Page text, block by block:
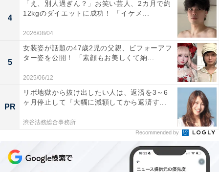
4
「え、別人過ぎん？」お笑い芸人、2カ月で約
12kgのダイエットに成功！ 「イケメ...
2026/08/04
5
女装姿が話題の47歳2児の父親、ビフォーアフ
ター姿を公開！ 「素顔もお美しくて納...
2025/06/12
PR
リボ地獄から抜け出したい人は、返済を3～6
ヶ月停止して『大幅に減額してから返済す...
渋谷法務総合事務所
Recommended by